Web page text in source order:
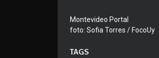
Montevideo Portal
foto: Sofia Torres / FocoUy
TAGS